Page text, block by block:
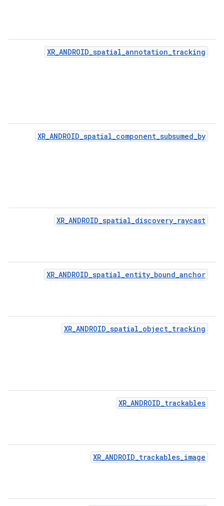
XR_ANDROID_spatial_annotation_tracking
XR_ANDROID_spatial_component_subsumed_by
XR_ANDROID_spatial_discovery_raycast
XR_ANDROID_spatial_entity_bound_anchor
XR_ANDROID_spatial_object_tracking
XR_ANDROID_trackables
XR_ANDROID_trackables_image